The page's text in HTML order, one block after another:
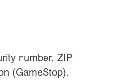
number, ZIP
(GameStop).